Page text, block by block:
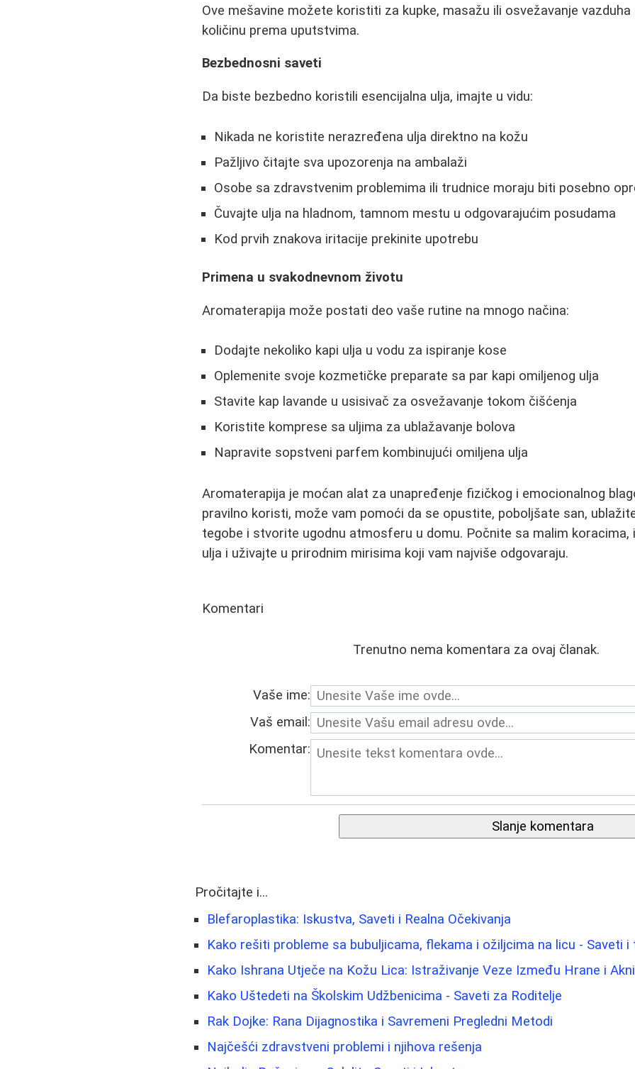
Ove mešavine možete koristiti za kupke, masažu ili osvežavanje
količinu prema uputstvima.
Bezbednosni saveti
Da biste bezbedno koristili esencijalna ulja, imajte u vidu:
Nikada ne koristite nerazređena ulja direktno na kožu
Pažljivo čitajte sva upozorenja na ambalaži
Osobe sa zdravstvenim problemima ili trudnice moraju biti posebno
Čuvajte ulja na hladnom, tamnom mestu u odgovarajućim posudama
Kod prvih znakova iritacije prekinite upotrebu
Primena u svakodnevnom životu
Aromaterapija može postati deo vaše rutine na mnogo načina:
Dodajte nekoliko kapi ulja u vodu za ispiranje kose
Oplemenite svoje kozmetičke preparate sa par kapi omiljenog ulja
Stavite kap lavande u usisivač za osvežavanje tokom čišćenja
Koristite komprese sa uljima za ublažavanje bolova
Napravite sopstveni parfem kombinujući omiljena ulja
Aromaterapija je moćan alat za unapređenje fizičkog i emocionalnog
pravilno koristi, može vam pomoći da se opustite, poboljšate san,
tegobe i stvorite ugodnu atmosferu u domu. Počnite sa malim
ulja i uživajte u prirodnim mirisima koji vam najviše odgovaraju.
Komentari
Trenutno nema komentara za ovaj članak.
Vaše ime:
Vaš email:
Komentar:
Slanje komentara
Pročitajte i...
Blefaroplastika: Iskustva, Saveti i Realna Očekivanja
Kako rešiti probleme sa bubuljicama, flekama i ožiljcima na licu - Saveti i
Kako Ishrana Utječe na Kožu Lica: Istraživanje Veze Između Hrane i Akni
Kako Uštedeti na Školskim Udžbenicima - Saveti za Roditelje
Rak Dojke: Rana Dijagnostika i Savremeni Pregledni Metodi
Najčešći zdravstveni problemi i njihova rešenja